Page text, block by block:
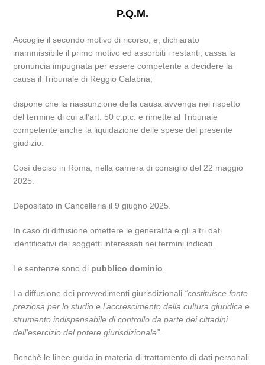
P.Q.M.
Accoglie il secondo motivo di ricorso, e, dichiarato
inammissibile il primo motivo ed assorbiti i restanti, cassa la
pronuncia impugnata per essere competente a decidere la
causa il Tribunale di Reggio Calabria;
dispone che la riassunzione della causa avvenga nel rispetto
del termine di cui all’art. 50 c.p.c. e rimette al Tribunale
competente anche la liquidazione delle spese del presente
giudizio.
Così deciso in Roma, nella camera di consiglio del 22 maggio
2025.
Depositato in Cancelleria il 9 giugno 2025.
In caso di diffusione omettere le generalità e gli altri dati
identificativi dei soggetti interessati nei termini indicati.
Le sentenze sono di pubblico dominio
La diffusione dei provvedimenti giurisdizionali “costituisce fonte
preziosa per lo studio e l’accrescimento della cultura giuridica e
strumento indispensabile di controllo da parte dei cittadini
dell’esercizio del potere giurisdizionale”
Benchè le linee guida in materia di trattamento di dati personali